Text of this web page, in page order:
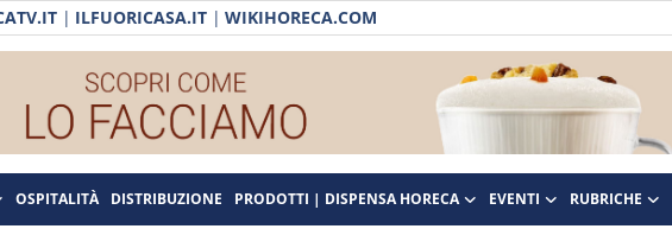
| ILFUORICASA.IT | WIKIHORECA.COM
OSPITALITÀ DISTRIBUZIONE PRODOTTI | DISPENSA HORECA EVENTI RUBRICHE